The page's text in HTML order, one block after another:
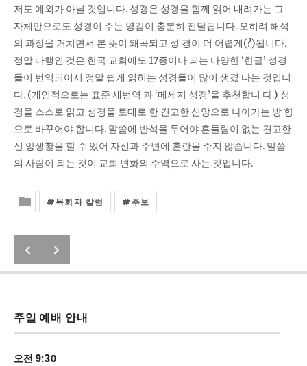
저도 예외가 아닐 것입니다. 성경은 성경을 함께 읽어 내려가는 그
자체만으로도 성경이 주는 영감이 충분히 전달됩니다. 오히려 해석
의 과정을 거치면서 본 뜻이 왜곡되고 성 경이 더 어렵게(?)됩니다.
정말 다행인 것은 한국 교회에도 17종이나 되는 다양한 ‘한글’ 성경
들이 번역되어서 정말 쉽게 읽히는 성경들이 많이 생겼 다는 것입니
다. (개인적으로는 표준 새번역 과 ‘메세지 성경’을 추천합니 다.) 성
경을 스스로 읽고 성경을 토대로 한 견고한 신앙으로 나아가는 방 향
으로 바꾸어야 합니다. 말씀에 반석을 두어야 흔들림이 없는 견고한
신 앙생활을 할 수 있어 자신과 주변에 혼란을 주지 않습니다. 말씀
의 사람이 되는 것이 교회 변화의 주역으로 사는 것입니다.
목회자 칼럼 주보
Post navigation
Previous: 말씀 밖으로 넘어가지 말
Next: 2020년 8월 16일 교회 소식
주일 예배 안내
오전 9:30